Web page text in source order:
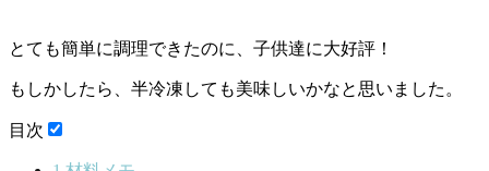
とても簡単に調理できたのに、子供達に大好評！
もしかしたら、半冷凍しても美味しいかなと思いました。
目次